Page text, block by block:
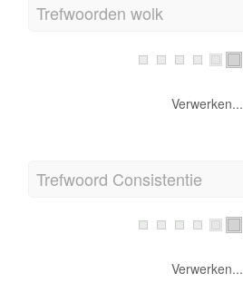
Trefwoorden wolk
Verwerken...
Trefwoord Consistentie
Verwerken...